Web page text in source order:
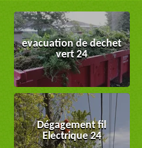
evacuation de dechet
vert 24
Dégagement fil
Electrique 24